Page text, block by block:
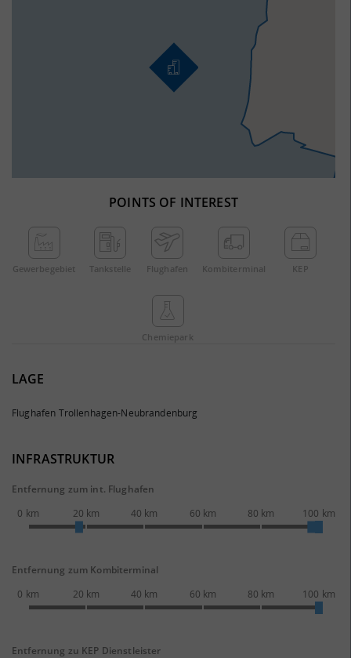
POINTS OF INTEREST
Gewerbe­gebiet Tankstelle Flughafen Kombi­terminal KEP
Chemie­park
LAGE
Flughafen Trollenhagen-Neubrandenburg
INFRASTRUKTUR
Entfernung zum int. Flughafen
0 km
20 km 40 km 60 km 80 km 100 km
Entfernung zum Kombiterminal
0 km
20 km 40 km 60 km 80 km 100 km
Entfernung zu KEP Dienstleister